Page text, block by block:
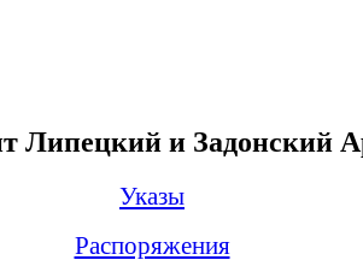
Липецкий и Задонский
Указы
Распоряжения